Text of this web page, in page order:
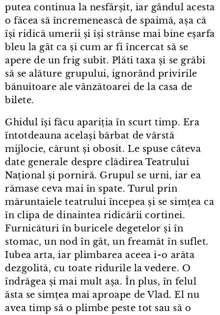
putea continua la nesfârșit, iar gândul acesta
o făcea să încremenească de spaimă, așa că
își ridică umerii și își strânse mai bine eșarfa
bleu la gât ca și cum ar fi încercat să se
apere de un frig subit. Plăti taxa și se grăbi
să se alăture grupului, ignorând privirile
bănuitoare ale vânzătoarei de la casa de
bilete.
Ghidul își făcu apariția în scurt timp. Era
întotdeauna același bărbat de vârstă
mijlocie, cărunt și obosit. Le spuse câteva
date generale despre clădirea Teatrului
Național și porniră. Grupul se urni, iar ea
rămase ceva mai în spate. Turul prin
măruntaiele teatrului începea și se simțea ca
în clipa de dinaintea ridicării cortinei.
Furnicături în buricele degetelor și în
stomac, un nod în gât, un freamăt în suflet.
Iubea arta, iar plimbarea aceea i⁠-⁠o arăta
dezgolită, cu toate ridurile la vedere. O
îndrăgea și mai mult așa. În plus, în felul
ăsta se simțea mai aproape de Vlad. El nu
avea timp să o plimbe peste tot sau să o